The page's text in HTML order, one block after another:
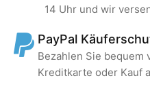
14 Uhr und wir
PayPal
Bezahlen Sie bequem
Kreditkarte oder Kauf